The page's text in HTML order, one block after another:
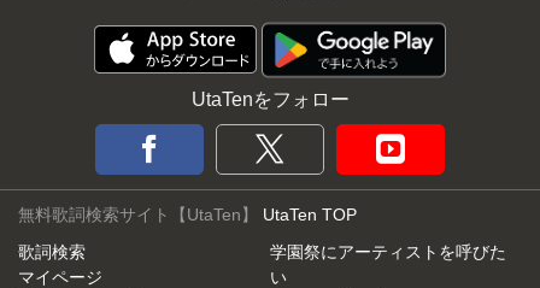
UtaTenをフォロー
無料歌詞検索サイト【UtaTen】 UtaTen TOP
歌詞検索
マイページ
学園祭にアーティストを呼びた
い